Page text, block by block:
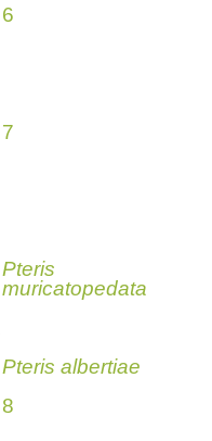
6
7
Pteris
muricatopedata
Pteris albertiae
8